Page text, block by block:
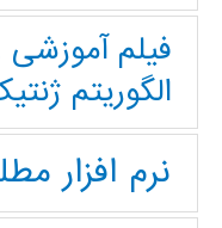
فیلم آموزشی
الگوریتم
نرم افزار